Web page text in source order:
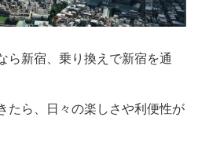
ら新宿、乗り換えで新宿を通
たら、日々の楽しさや利便性が